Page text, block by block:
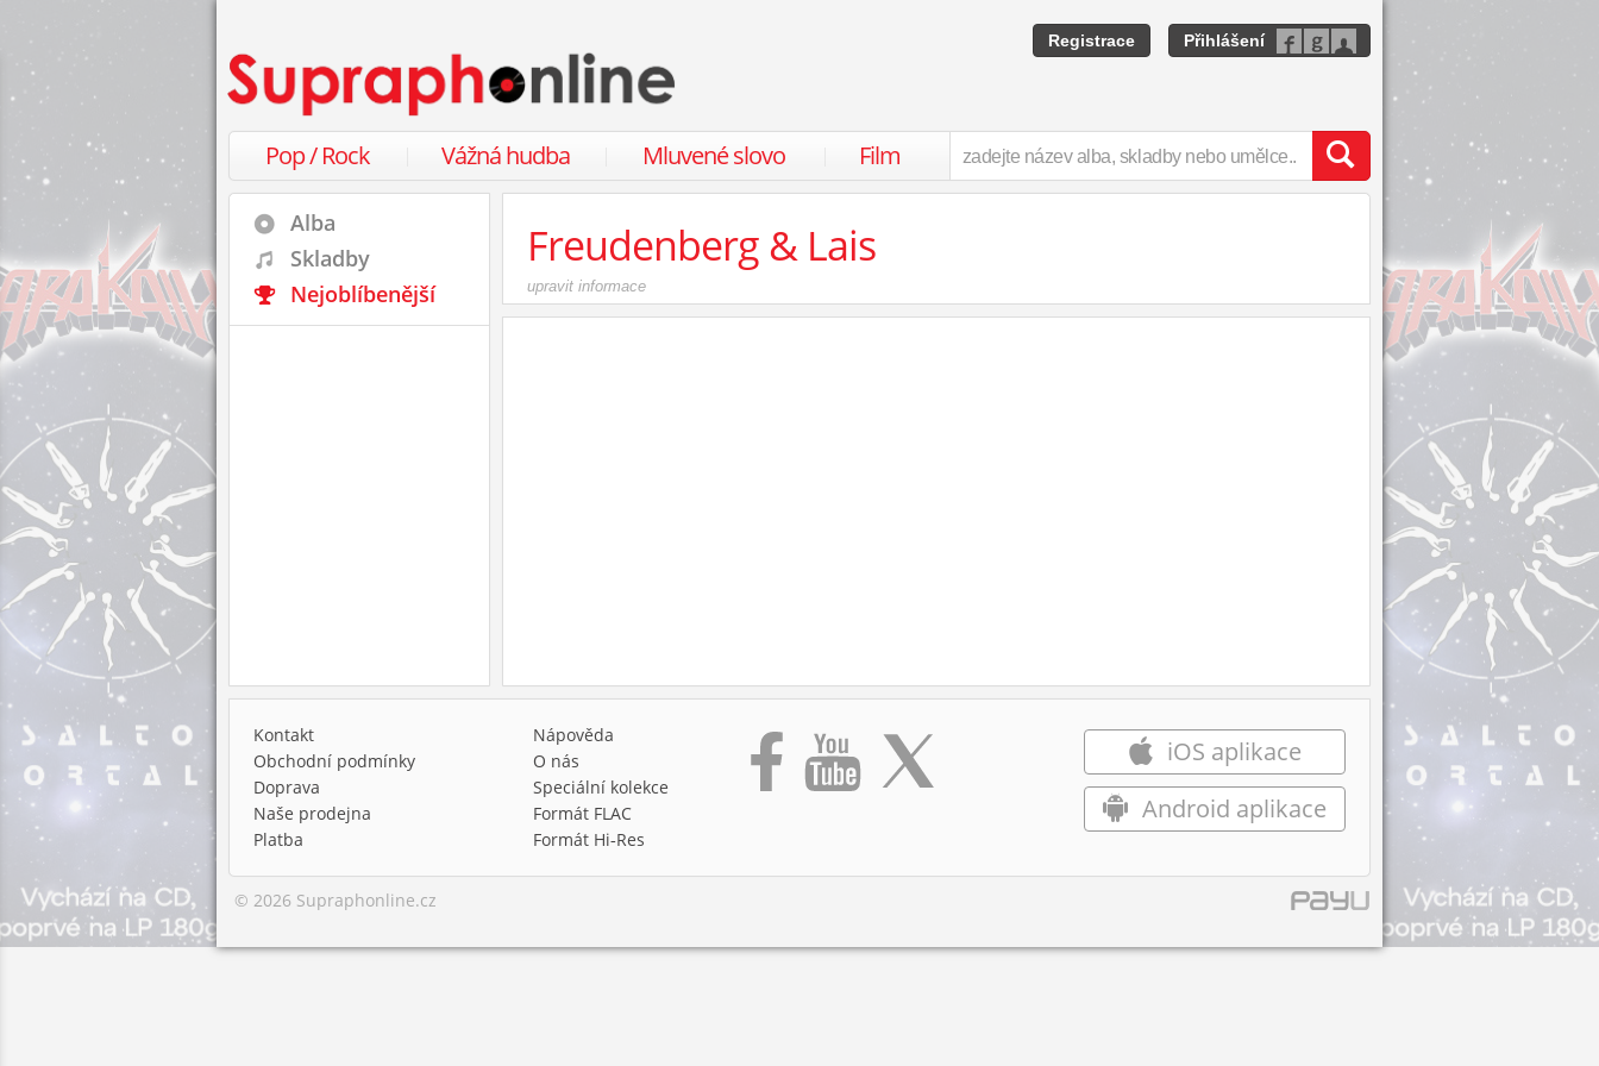
Registrace Přihlášení
Pop / Rock Vážná hudba Mluvené slovo Film
Freudenberg & Lais
upravit informace
Alba
Skladby
Nejoblíbenější
Kontakt
Obchodní podmínky
Doprava
Naše prodejna
Platba
Nápověda
O nás
Speciální kolekce
Formát FLAC
Formát Hi‑Res
iOS aplikace
Android aplikace
© 2026 Supraphonline.cz